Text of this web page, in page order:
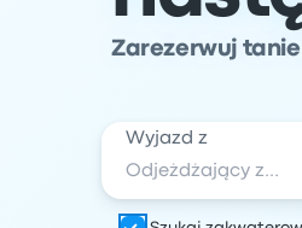
Zarezerwuj
Wyjazd z